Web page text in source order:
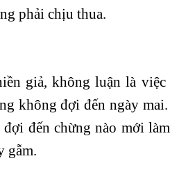
phải chịu thua.
giả, không luận là
không đợi đến ngày
đến chừng nào mới
gẫm.